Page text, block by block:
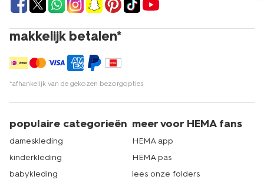
makkelijk betalen*
*afhankelijk van de gekozen bezorgopties
populaire categorieën
dameskleding
kinderkleding
babykleding
meer voor HEMA fans
HEMA app
HEMA pas
lees onze folders